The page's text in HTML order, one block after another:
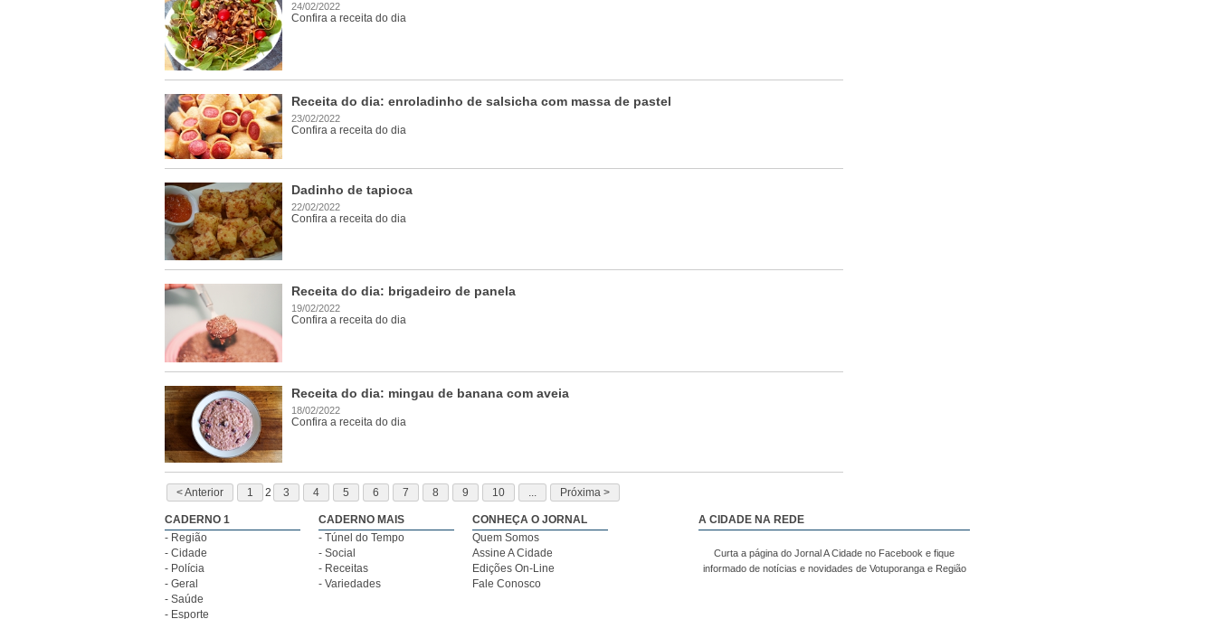
24/02/2022
Confira a receita do dia
Receita do dia: enroladinho de salsicha com massa de pastel
23/02/2022
Confira a receita do dia
Dadinho de tapioca
22/02/2022
Confira a receita do dia
Receita do dia: brigadeiro de panela
19/02/2022
Confira a receita do dia
Receita do dia: mingau de banana com aveia
18/02/2022
Confira a receita do dia
< Anterior 1 2 3 4 5 6 7 8 9 10 Próxima >
CADERNO 1
- Região
- Cidade
- Polícia
- Geral
- Saúde
- Esporte
CADERNO MAIS
- Túnel do Tempo
- Social
- Receitas
- Variedades
CONHEÇA O JORNAL
Quem Somos
Assine A Cidade
Edições On-Line
Fale Conosco
A CIDADE NA REDE
Curta a página do Jornal A Cidade no Facebook e fique
informado de notícias e novidades de Votuporanga e Região